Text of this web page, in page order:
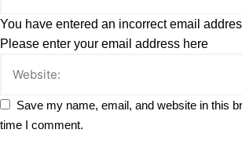
You have entered an incorrect email
Please enter your email address here
Save my name, email, and website in this
time I comment.